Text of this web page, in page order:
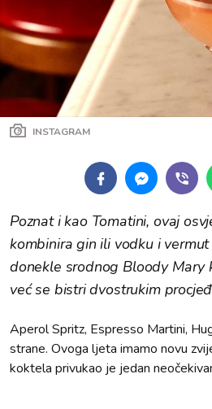
INSTAGRAM
Poznat i kao Tomatini, ovaj
kombinira gin ili vodku i
donekle srodnog Bloody Mary
već se bistri dvostrukim
Aperol Spritz, Espresso Martini,
strane. Ovoga ljeta imamo novu
koktela privukao je jedan